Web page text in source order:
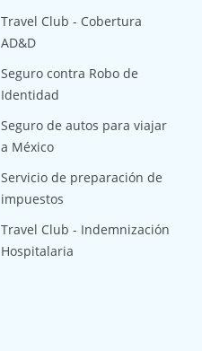
Travel Club - Cobertura
AD&D
Seguro contra Robo de
Identidad
Seguro de autos para viajar
a México
Servicio de preparación de
impuestos
Travel Club - Indemnización
Hospitalaria